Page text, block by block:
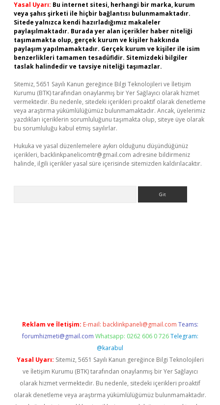
Yasal Uyarı: Bu internet sitesi, herhangi bir marka, kurum
veya şahıs şirketi ile hiçbir bağlantısı bulunmamaktadır.
Sitede yalnızca kendi hazırladığımız makaleler
paylaşılmaktadır. Burada yer alan içerikler haber niteliği
taşımamakta olup, gerçek kurum ve kişiler hakkında
paylaşım yapılmamaktadır. Gerçek kurum ve kişiler ile isim
benzerlikleri tamamen tesadüfidir. Sitemizdeki bilgiler
taslak halindedir ve tavsiye niteliği taşımazlar.
Sitemiz, 5651 Sayılı Kanun gereğince Bilgi Teknolojileri ve İletişim
Kurumu (BTK) tarafından onaylanmış bir Yer Sağlayıcı olarak hizmet
vermektedir. Bu nedenle, sitedeki içerikleri proaktif olarak denetleme
veya araştırma yükümlülüğümüz bulunmamaktadır. Ancak, üyelerimiz
yazdıkları içeriklerin sorumluluğunu taşımakta olup, siteye üye olarak
bu sorumluluğu kabul etmiş sayılırlar.
Hukuka ve yasal düzenlemelere aykırı olduğunu düşündüğünüz
içerikleri, backlinkpanelicomtr@gmail.com adresine bildirmeniz
halinde, ilgili içerikler yasal süre içerisinde sitemizden kaldırılacaktır.
Reklam ve İletişim: E-mail: backlinkpaneli@gmail.com Teams:
forumhizmeti@gmail.com Whatsapp: 0262 606 0 726 Telegram:
@karabul
Yasal Uyarı: Sitemiz, 5651 Sayılı Kanun gereğince Bilgi Teknolojileri
ve İletişim Kurumu (BTK) tarafından onaylanmış bir Yer Sağlayıcı
olarak hizmet vermektedir. Bu nedenle, sitedeki içerikleri proaktif
olarak denetleme veya araştırma yükümlülüğümüz bulunmamaktadır.